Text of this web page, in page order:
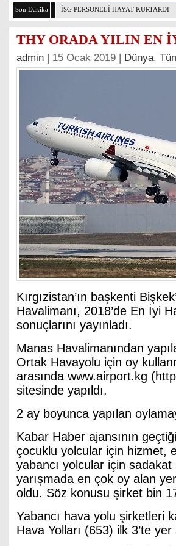
Son Dakika PEGASUS’TAN HUKUKTA YAPAY
THY ORADA YILIN EN
admin | 15 Ocak 2019 | Dünya,
Kırgızistan’ın başkenti
Havalimanı, 2018’de En İyi
sonuçlarını yayınladı.
Manas Havalimanından
Ortak Havayolu için oy
arasında www.airport.kg
sitesinde yapıldı.
2 ay boyunca yapılan
Kabar Haber ajansının
çocuklu yolcular için hizmet,
yabancı yolcular için
yarışmada en çok oy alan
oldu. Söz konusu şirket bin
Yabancı hava yolu şirketleri
Hava Yolları (653) ilk 3’te yer